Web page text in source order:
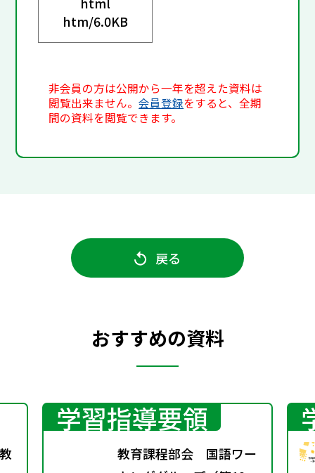
htm/6.0KB
非会員の方は公開から一年を超えた資料は
閲覧出来ません。会員登録をすると、全期
間の資料を閲覧できます。
戻る
おすすめの資料
学習指導要領
教育課程部会 国語ワー